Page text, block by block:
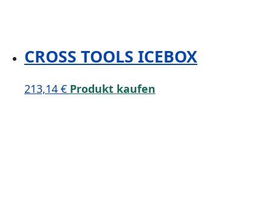
CROSS TOOLS ICEBOX
213,14 € Produkt kaufen